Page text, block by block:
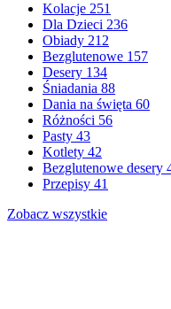
Kolacje 251
Dla Dzieci 236
Obiady 212
Bezglutenowe 157
Desery 134
Śniadania 88
Dania na święta 60
Różności 56
Pasty 43
Kotlety 42
Bezglutenowe desery
Przepisy 41
Zobacz wszystkie